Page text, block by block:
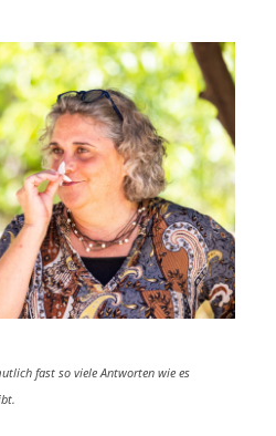
fast so viele Antworten wie es